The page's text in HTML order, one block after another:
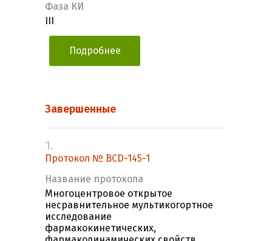
Фаза КИ
Подробнее
Завершенные
1.
Протокол № BCD-145-1
Название протокола
Многоцентровое открытое
несравнительное мультикогортное
исследование
фармакокинетических,